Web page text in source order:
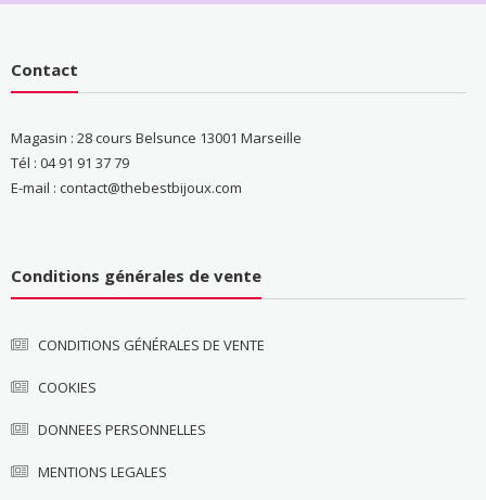
Contact
Magasin : 28 cours Belsunce 13001 Marseille
Tél : 04 91 91 37 79
E-mail : contact@thebestbijoux.com
Conditions générales de vente
CONDITIONS GÉNÉRALES DE VENTE
COOKIES
DONNEES PERSONNELLES
MENTIONS LEGALES